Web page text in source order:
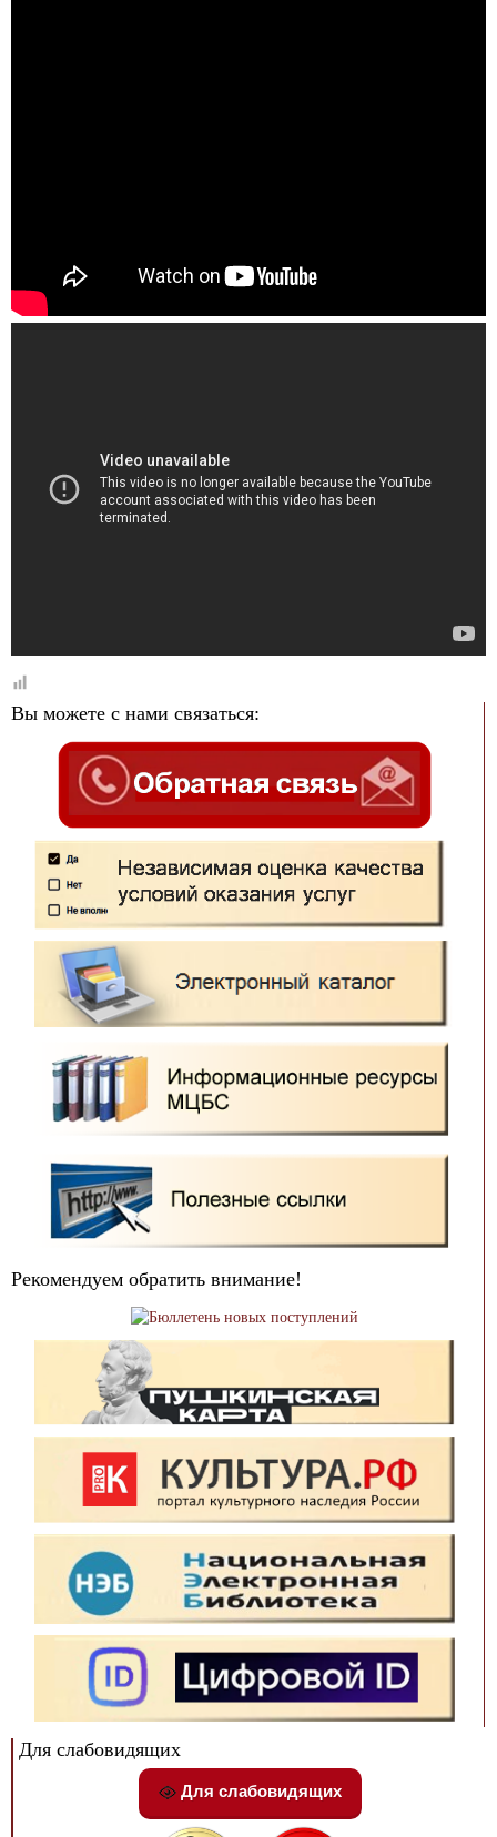
Вы можете с нами связаться:
Рекомендуем обратить внимание!
Для слабовидящих
Для слабовидящих